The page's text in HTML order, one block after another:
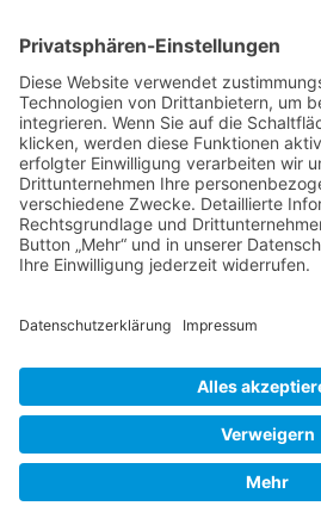
DIE LINKE. Schwalm-Eder
Steingasse 5
34613 Schwalmstadt
Tel.06691 8077899
info@die-linke-schwalm-eder.de
Gesetzliches
Impressum
Cookie-Einstellungen
© 2026 DIE LINKE. Schwalm-Eder
GeneratePress